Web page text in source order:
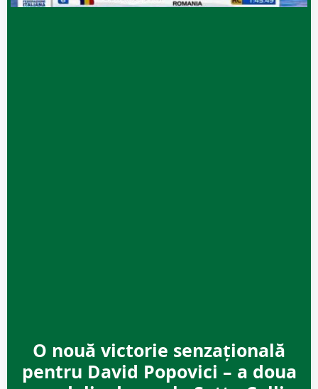
O nouă victorie senzațională
pentru David Popovici – a doua